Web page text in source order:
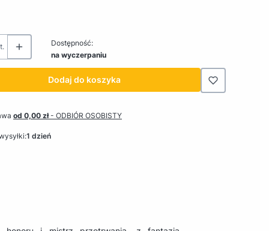
Dostępność:
na wyczerpaniu
Dodaj do koszyka
od 0,00 zł- ODBIÓR OSOBISTY
1 dzień